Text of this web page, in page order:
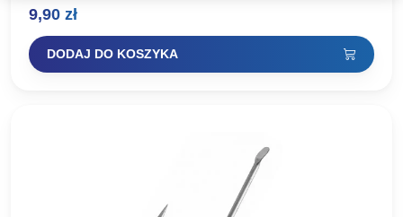
9,90 zł
DODAJ DO KOSZYKA